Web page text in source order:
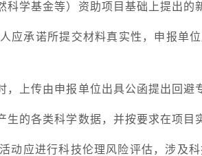
学基金等）资助项目基础上提出的
应承诺所提交材料真实性，申报单
上传由申报单位出具公函提出回避
的各类科学数据，并按要求在项目
动应进行科技伦理风险评估，涉及